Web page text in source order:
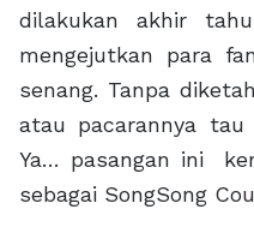
dilakukan akhir
mengejutkan para
senang. Tanpa
atau pacarannya
Ya… pasangan ini
sebagai SongSong